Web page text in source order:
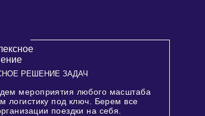
РЕШЕНИЕ ЗАДАЧ
мероприятия любого масштаба
логистику под ключ. Берем все
поездки на себя.